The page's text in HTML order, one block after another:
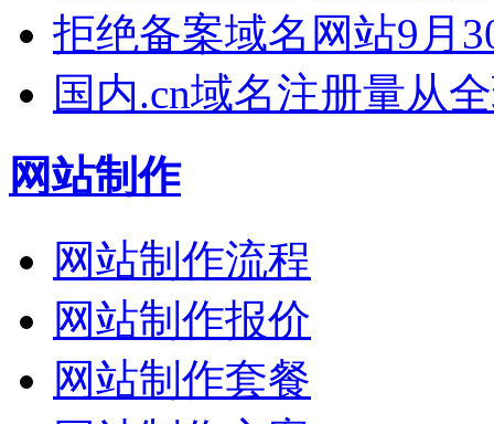
拒绝备案域名网站9月
国内.cn域名注册量从
网站制作
网站制作流程
网站制作报价
网站制作套餐